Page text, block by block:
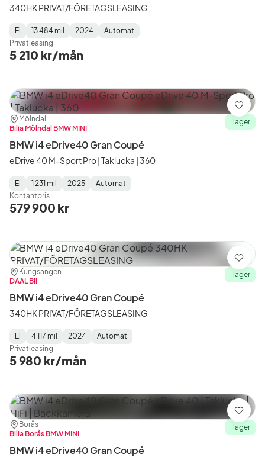
340HK PRIVAT/FÖRETAGSLEASING
Fuel
Type:
El
Mätarställning
13 484 mil
Model
Year:
2024
Gearbox
Type:
Automat
Privatleasing
5 210 kr/mån
Plats:
Mölndal
Återförsäljare:
Bilia Mölndal BMW MINI
I lager
BMW i4 eDrive40 Gran Coupé
eDrive 40 M-Sport Pro | Taklucka | 360
Fuel
Type:
El
Mätarställning:
1 231 mil
Model
Year:
2025
Gearbox
Type:
Automat
Kontantpris
579 900 kr
Spara
Plats:
Kungsängen
Återförsäljare:
DAAL Bil
I lager
BMW i4 eDrive40 Gran Coupé
340HK PRIVAT/FÖRETAGSLEASING
Fuel
Type:
El
Mätarställning:
4 117 mil
Model
Year:
2024
Gearbox
Type:
Automat
Privatleasing
5 980 kr/mån
Spara
Plats:
Borås
Återförsäljare:
Bilia Borås BMW MINI
I lager
BMW i4 eDrive40 Gran Coupé
Spara